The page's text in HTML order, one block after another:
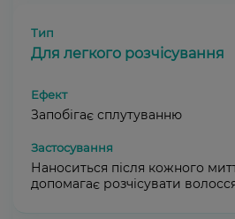
Для легкого розчісування
Запобігає сплутуванню
Наноситься після кожного
допомагає розчісувати